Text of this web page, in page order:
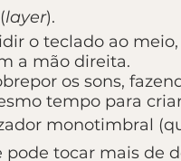
layer).
o teclado ao
a mão direita.
os sons,
tempo para
monotimbral
pode tocar mais de